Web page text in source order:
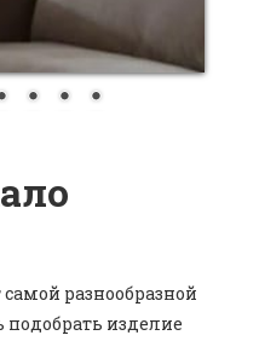
разнообразной
изделие